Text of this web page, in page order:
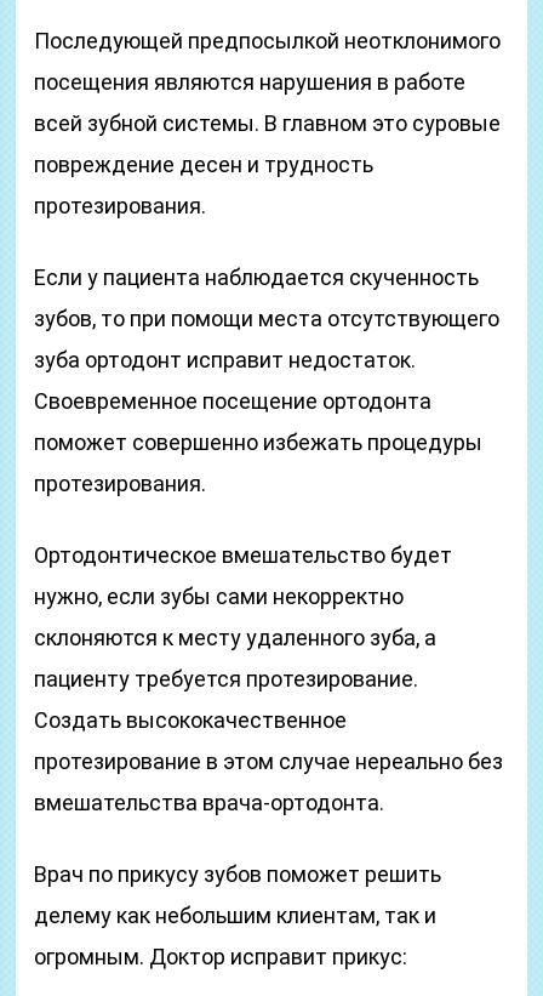
Последующей предпосылкой неотклонимого
посещения являются нарушения в работе
всей зубной системы. В главном это суровые
повреждение десен и трудность
протезирования.
Если у пациента наблюдается скученность
зубов, то при помощи места отсутствующего
зуба ортодонт исправит недостаток.
Своевременное посещение ортодонта
поможет совершенно избежать процедуры
протезирования.
Ортодонтическое вмешательство будет
нужно, если зубы сами некорректно
склоняются к месту удаленного зуба, а
пациенту требуется протезирование.
Создать высококачественное
протезирование в этом случае нереально без
вмешательства врача-ортодонта.
Врач по прикусу зубов поможет решить
делему как небольшим клиентам, так и
огромным. Доктор исправит прикус: